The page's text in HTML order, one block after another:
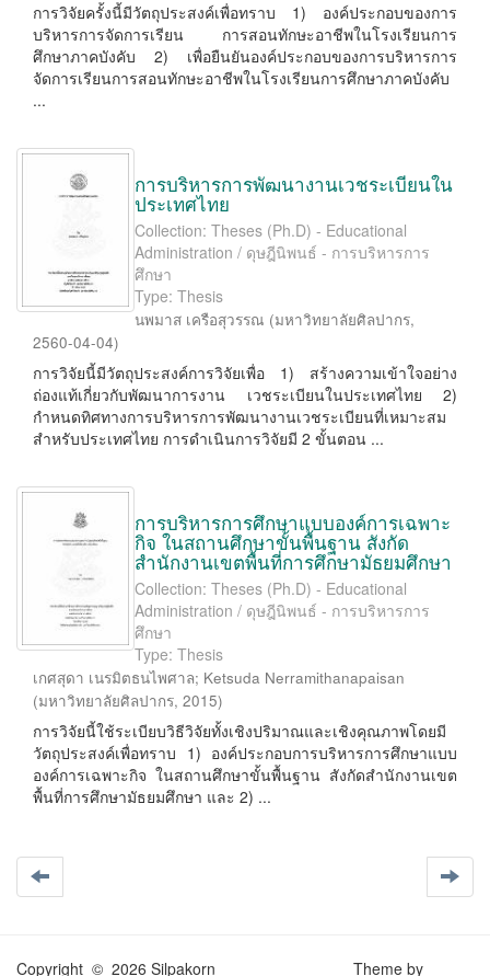
การวิจัยครั้งนี้มีวัตถุประสงค์เพื่อทราบ 1) องค์ประกอบของการ
บริหารการจัดการเรียน การสอนทักษะอาชีพในโรงเรียนการ
ศึกษาภาคบังคับ 2) เพื่อยืนยันองค์ประกอบของการบริหารการ
จัดการเรียนการสอนทักษะอาชีพในโรงเรียนการศึกษาภาคบังคับ
...
การบริหารการพัฒนางานเวชระเบียนใน
ประเทศไทย
Collection: Theses (Ph.D) - Educational
Administration / ดุษฎีนิพนธ์ - การบริหารการ
ศึกษา
Type: Thesis
นพมาส เครือสุวรรณ (มหาวิทยาลัยศิลปากร,
2560-04-04)
การวิจัยนี้มีวัตถุประสงค์การวิจัยเพื่อ 1) สร้างความเข้าใจอย่าง
ถ่องแท้เกี่ยวกับพัฒนาการงาน เวชระเบียนในประเทศไทย 2)
กำหนดทิศทางการบริหารการพัฒนางานเวชระเบียนที่เหมาะสม
สำหรับประเทศไทย การดำเนินการวิจัยมี 2 ขั้นตอน ...
การบริหารการศึกษาแบบองค์การเฉพาะ
กิจ ในสถานศึกษาขั้นพื้นฐาน สังกัด
สำนักงานเขตพื้นที่การศึกษามัธยมศึกษา
Collection: Theses (Ph.D) - Educational
Administration / ดุษฎีนิพนธ์ - การบริหารการ
ศึกษา
Type: Thesis
เกศสุดา เนรมิตธนไพศาล; Ketsuda Nerramithanapaisan
(มหาวิทยาลัยศิลปากร, 2015)
การวิจัยนี้ใช้ระเบียบวิธีวิจัยทั้งเชิงปริมาณและเชิงคุณภาพโดยมี
วัตถุประสงค์เพื่อทราบ 1) องค์ประกอบการบริหารการศึกษาแบบ
องค์การเฉพาะกิจ ในสถานศึกษาขั้นพื้นฐาน สังกัดสำนักงานเขต
พื้นที่การศึกษามัธยมศึกษา และ 2) ...
Copyright © 2026 Silpakorn Theme by